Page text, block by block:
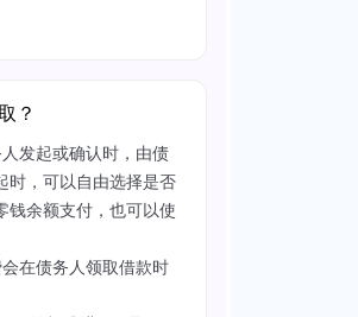
？
发起或确认时，由债
时，可以自由选择是否
钱余额支付，也可以使
在债务人领取借款时